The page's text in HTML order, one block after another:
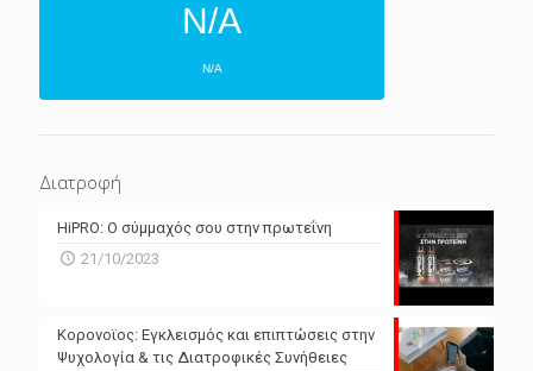
N/A
N/A
N/A
Powered by Forecast.io
Διατροφή
HiPRO: Ο σύμμαχός σου στην πρωτεΐνη
21/10/2023
Κορονοϊος: Εγκλεισμός και επιπτώσεις στην
Ψυχολογία & τις Διατροφικές Συνήθειες